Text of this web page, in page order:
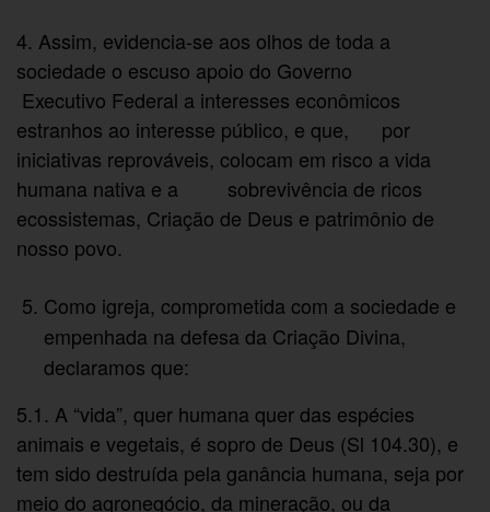
4. Assim, evidencia-se aos olhos de toda a
sociedade o escuso apoio do Governo
Executivo Federal a interesses econômicos
estranhos ao interesse público, e que, por
iniciativas reprováveis, colocam em risco a vida
humana nativa e a sobrevivência de ricos
ecossistemas, Criação de Deus e patrimônio de
nosso povo.
Como igreja, comprometida com a sociedade e
empenhada na defesa da Criação Divina,
declaramos que:
5.1. A “vida”, quer humana quer das espécies
animais e vegetais, é sopro de Deus (Sl 104.30), e
tem sido destruída pela ganância humana, seja por
meio do agronegócio, da mineração, ou da